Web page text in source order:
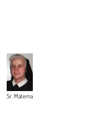
Sr. Materna